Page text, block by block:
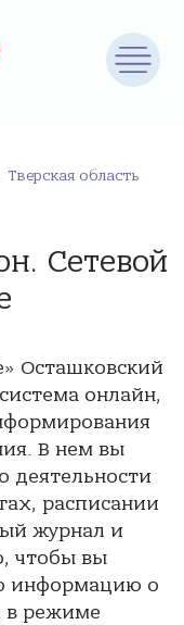
Тверская область
Сетевой
Осташковский
онлайн,
В нем вы
расписании
журнал и
чтобы вы
информацию о
в режиме